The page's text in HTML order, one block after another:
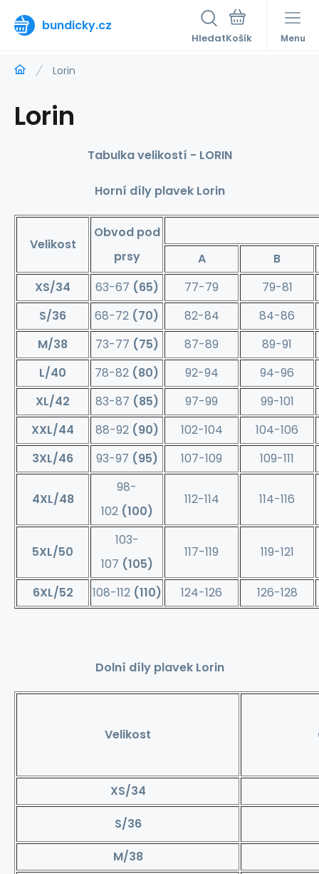
bundicky.cz
Hledat Menu
Lorin
Lorin
Tabulka velikostí - LORIN
Horní díly plavek Lorin
Velikost
Obvod pod
prsy
A
B
XS/34
63-67 (65) 77-79
79-81
S/36
68-72 (70) 82-84
84-86
M/38
73-77 (75) 87-89
89-91
L/40
78-82 (80) 92-94
94-96
XL/42
83-87 (85) 97-99
99-101
XXL/44
88-92 (90) 102-104
104-106
3XL/46
93-97 (95) 107-109 109-111
4XL/48
98-
102 (100)
112-114 114-116
5XL/50
103-
107 (105)
117-119 119-121
6XL/52 108-112 (110) 124-126 126-128
Dolní díly plavek Lorin
Velikost
XS/34
S/36
M/38